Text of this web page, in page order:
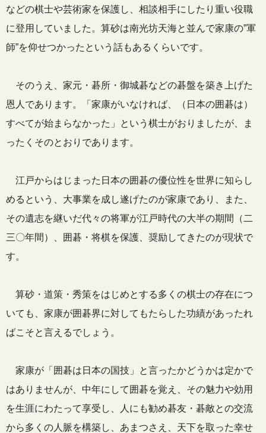
などの棋士や芸術家を保護し、相談相手にしたり重い役職
に登用していました。算砂は南光坊天海と並んで家康の”軍
師”を仰せつかったという話もあるくらいです。
そのうえ、家元・碁所・御城碁などの碁盤を築き上げた
恩人であります。「家康がいなければ、（日本の囲碁は）
すべてが始まらなかった」という棋士がおりましたが、ま
ったくそのとおりであります。
江戸からはじまった日本の囲碁の優位性を世界に知らし
めるという、大事業を成し遂げたのが家康であり、また、
その遺志を継いだ代々の将軍が江戸時代の大半の期間（二
三〇年間）、囲碁・将棋を保護、奨励してきたのが現状で
す。
算砂・道策・秀策をはじめとする多くの棋士の存在につ
いても、家康が囲碁界に対してもたらした功績があったれ
ばこそと言えるでしょう。
家康が「囲碁は日本の国技」と言ったかどうかは定かで
はありませんが、中年にして囲碁を覚え、その魅力や効用
を生涯にわたって享受し、人にも勧め碁友・碁敵との交流
から多くの人脈を構築し、あまつさえ、天下を取った幸せ